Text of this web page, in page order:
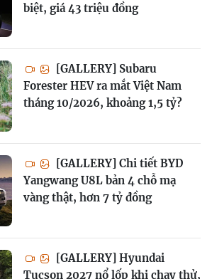
biệt, giá 43 triệu đồng
[GALLERY] Subaru
Forester HEV ra mắt Việt Nam
tháng 10/2026, khoảng 1,5 tỷ?
[GALLERY] Chi tiết BYD
Yangwang U8L bản 4 chỗ mạ
vàng thật, hơn 7 tỷ đồng
[GALLERY] Hyundai
Tucson 2027 nổ lốp khi chạy thử,